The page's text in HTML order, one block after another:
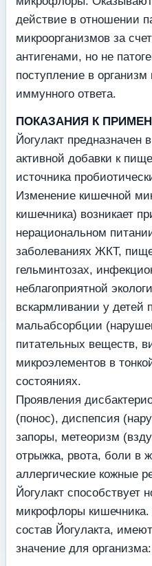
действие в отношении
микроорганизмов за
антигенами, но не
поступление в
иммунного ответа.
ПОКАЗАНИЯ К
Йогулакт предназначен
активной добавки к
источника
Изменение кишечной
кишечника) возникает
нерациональном
заболеваниях ЖКТ,
гельминтозах,
неблагоприятной
вскармливании у детей
мальабсорбции
питательных веществ,
микроэлементов в
состояниях.
Проявления
(понос), диспепсия
запоры, метеоризм
отрыжка, рвота, боли в
аллергические кожные
Йогулакт способствует
микрофлоры
состав Йогулакта,
значение для организма: